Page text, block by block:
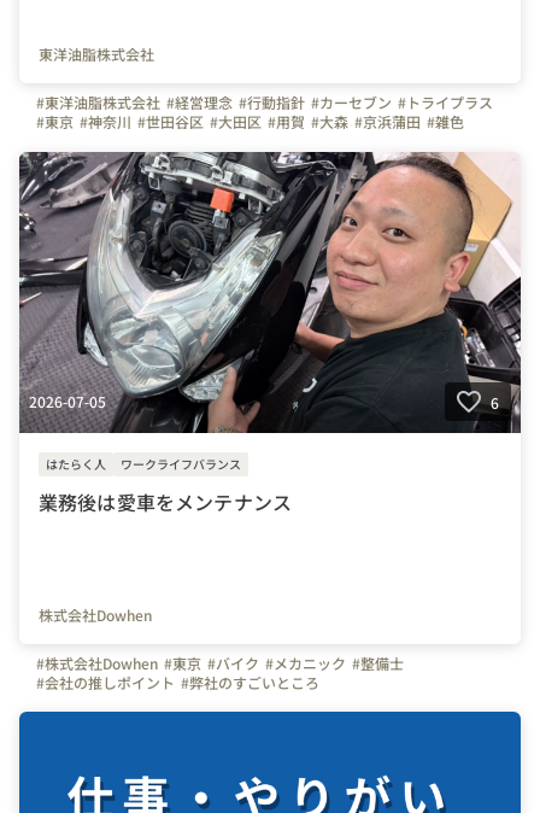
東洋油脂株式会社
#東洋油脂株式会社 #経営理念 #行動指針 #カーセブン #トライプラス
#東京 #神奈川 #世田谷区 #大田区 #用賀 #大森 #京浜蒲田 #雑色
#転職 #入社理由 #採用 #塾 #中古車 #不動産 #コンテナ
#会社の推しポイント #ビジョン
2026-07-05 6
はたらく人 ワークライフバランス
業務後は愛車をメンテナンス
株式会社Dowhen
#株式会社Dowhen #東京 #バイク #メカニック #整備士
#会社の推しポイント #弊社のすごいところ